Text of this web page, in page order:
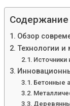
Содержание
Обзор
Технологии
Источники
Бетонные